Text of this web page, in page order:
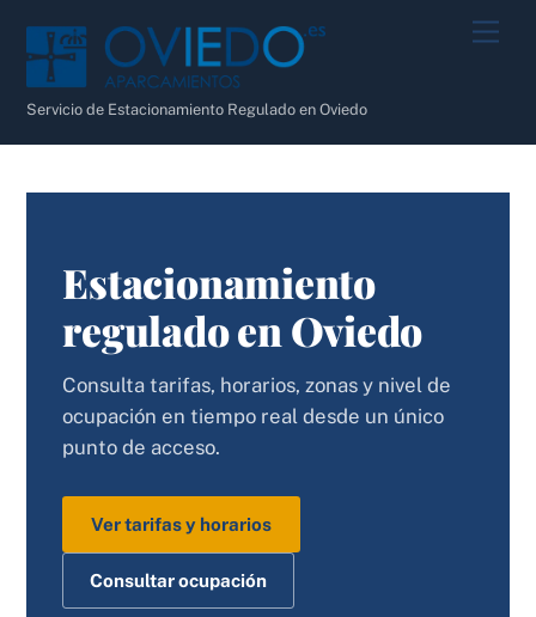
content
Servicio de Estacionamiento Regulado en Oviedo
Estacionamiento
regulado en Oviedo
Consulta tarifas, horarios, zonas y nivel de
ocupación en tiempo real desde un único
punto de acceso.
Ver tarifas y horarios
Consultar ocupación